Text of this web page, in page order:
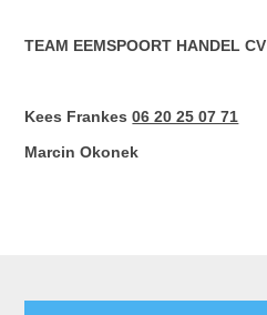
TEAM EEMSPOORT HANDEL CV
Kees Frankes06 20 25 07 71
Marcin Okonek